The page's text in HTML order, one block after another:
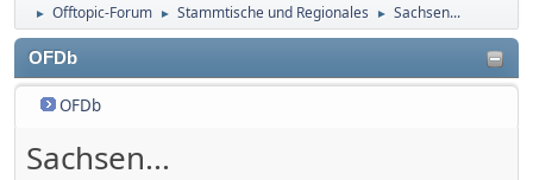
► Offtopic-Forum ► Stammtische und Regionales ► Sachsen...
OFDb
OFDb
Sachsen...